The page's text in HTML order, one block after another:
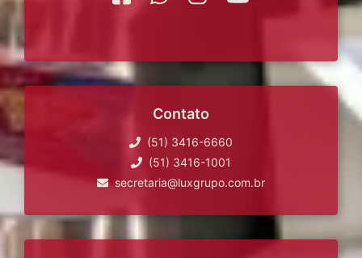
Contato
(51) 3416-6660
(51) 3416-1001
secretaria@luxgrupo.com.br